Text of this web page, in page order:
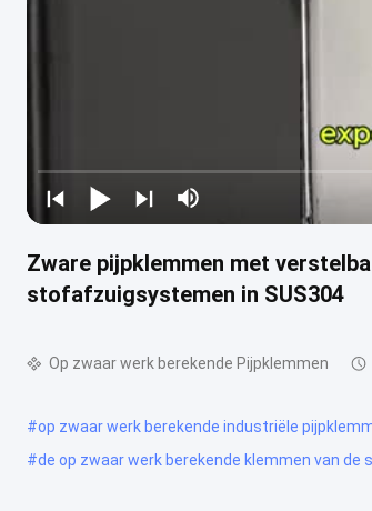
Zware pijpklemmen met
stofafzuigsystemen in SUS304
Op zwaar werk berekende Pijpklemmen
#op zwaar werk berekende industriële
#de op zwaar werk berekende klemmen van de